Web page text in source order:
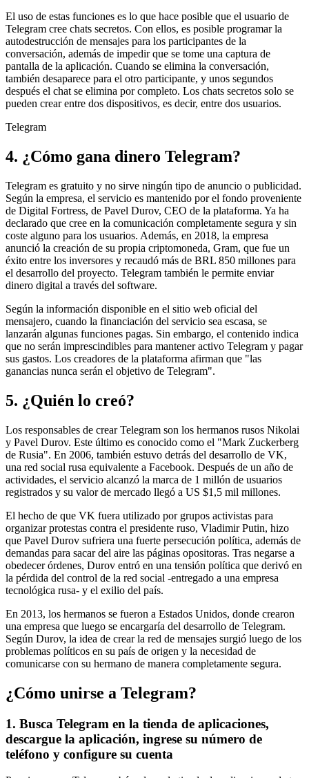
El uso de estas funciones es lo que hace posible que el usuario de
Telegram cree chats secretos. Con ellos, es posible programar la
autodestrucción de mensajes para los participantes de la
conversación, además de impedir que se tome una captura de
pantalla de la aplicación. Cuando se elimina la conversación,
también desaparece para el otro participante, y unos segundos
después el chat se elimina por completo. Los chats secretos solo se
pueden crear entre dos dispositivos, es decir, entre dos usuarios.
Telegram
4. ¿Cómo gana dinero Telegram?
Telegram es gratuito y no sirve ningún tipo de anuncio o publicidad.
Según la empresa, el servicio es mantenido por el fondo proveniente
de Digital Fortress, de Pavel Durov, CEO de la plataforma. Ya ha
declarado que cree en la comunicación completamente segura y sin
coste alguno para los usuarios. Además, en 2018, la empresa
anunció la creación de su propia criptomoneda, Gram, que fue un
éxito entre los inversores y recaudó más de BRL 850 millones para
el desarrollo del proyecto. Telegram también le permite enviar
dinero digital a través del software.
Según la información disponible en el sitio web oficial del
mensajero, cuando la financiación del servicio sea escasa, se
lanzarán algunas funciones pagas. Sin embargo, el contenido indica
que no serán imprescindibles para mantener activo Telegram y pagar
sus gastos. Los creadores de la plataforma afirman que "las
ganancias nunca serán el objetivo de Telegram".
5. ¿Quién lo creó?
Los responsables de crear Telegram son los hermanos rusos Nikolai
y Pavel Durov. Este último es conocido como el "Mark Zuckerberg
de Rusia". En 2006, también estuvo detrás del desarrollo de VK,
una red social rusa equivalente a Facebook. Después de un año de
actividades, el servicio alcanzó la marca de 1 millón de usuarios
registrados y su valor de mercado llegó a US $1,5 mil millones.
El hecho de que VK fuera utilizado por grupos activistas para
organizar protestas contra el presidente ruso, Vladimir Putin, hizo
que Pavel Durov sufriera una fuerte persecución política, además de
demandas para sacar del aire las páginas opositoras. Tras negarse a
obedecer órdenes, Durov entró en una tensión política que derivó en
la pérdida del control de la red social -entregado a una empresa
tecnológica rusa- y el exilio del país.
En 2013, los hermanos se fueron a Estados Unidos, donde crearon
una empresa que luego se encargaría del desarrollo de Telegram.
Según Durov, la idea de crear la red de mensajes surgió luego de los
problemas políticos en su país de origen y la necesidad de
comunicarse con su hermano de manera completamente segura.
¿Cómo unirse a Telegram?
1. Busca Telegram en la tienda de aplicaciones,
descargue la aplicación, ingrese su número de
teléfono y configure su cuenta